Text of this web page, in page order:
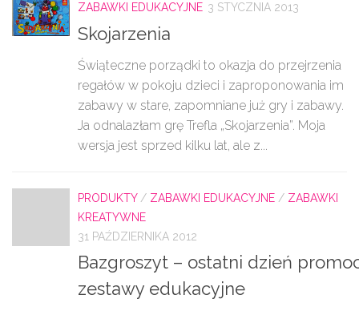
ZABAWKI EDUKACYJNE 3 STYCZNIA 2013
Skojarzenia
Świąteczne porządki to okazja do przejrzenia
regałów w pokoju dzieci i zaproponowania im
zabawy w stare, zapomniane już gry i zabawy.
Ja odnalazłam grę Trefla „Skojarzenia”. Moja
wersja jest sprzed kilku lat, ale z...
PRODUKTY/ ZABAWKI EDUKACYJNE / ZABAWKI
KREATYWNE
31 PAŹDZIERNIKA 2012
Bazgroszyt – ostatni dzień
zestawy edukacyjne